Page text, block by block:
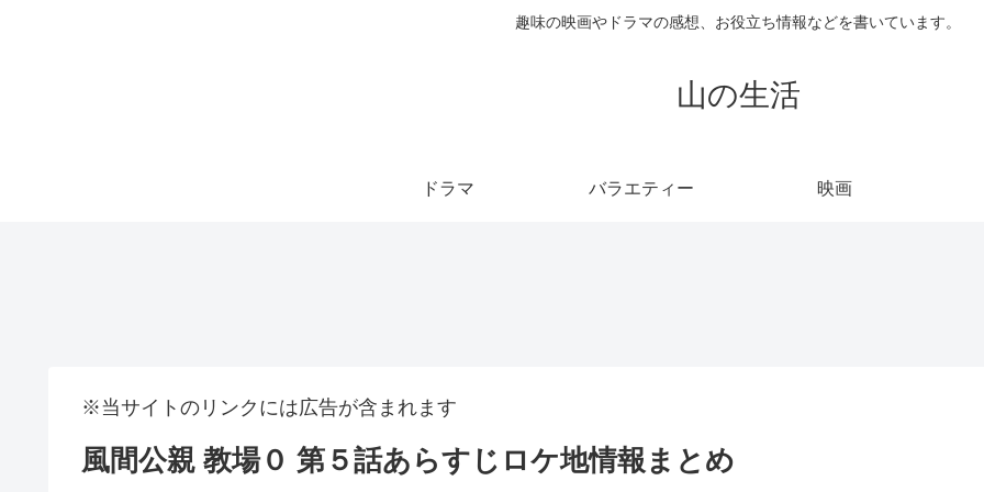
趣味の映画やドラマの感想、お役立ち情報などを書いています。
山の生活
ドラマ バラエティー 映画
※当サイトのリンクには広告が含まれます
風間公親 教場０ 第５話あらすじロケ地情報まとめ